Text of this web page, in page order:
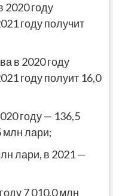
2020 году
году получит
в 2020 году
году полуит 16,0
году — 136,5
млн лари;
лари, в 2021 —
7 010,0 млн